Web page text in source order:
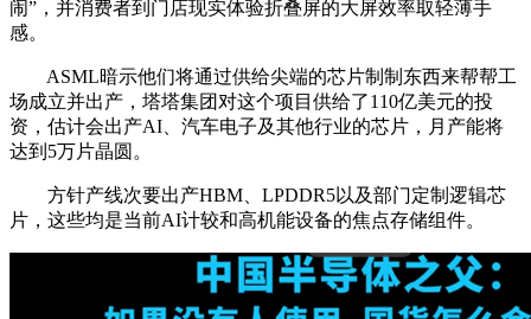
闹”，并消费者到门店现实体验折叠屏的大屏效率取轻薄手
感。
ASML暗示他们将通过供给尖端的芯片制制东西来帮帮工
场成立并出产，塔塔集团对这个项目供给了110亿美元的投
资，估计会出产AI、汽车电子及其他行业的芯片，月产能将
达到5万片晶圆。
方针产线次要出产HBM、LPDDR5以及部门定制逻辑芯
片，这些均是当前AI计较和高机能设备的焦点存储组件。